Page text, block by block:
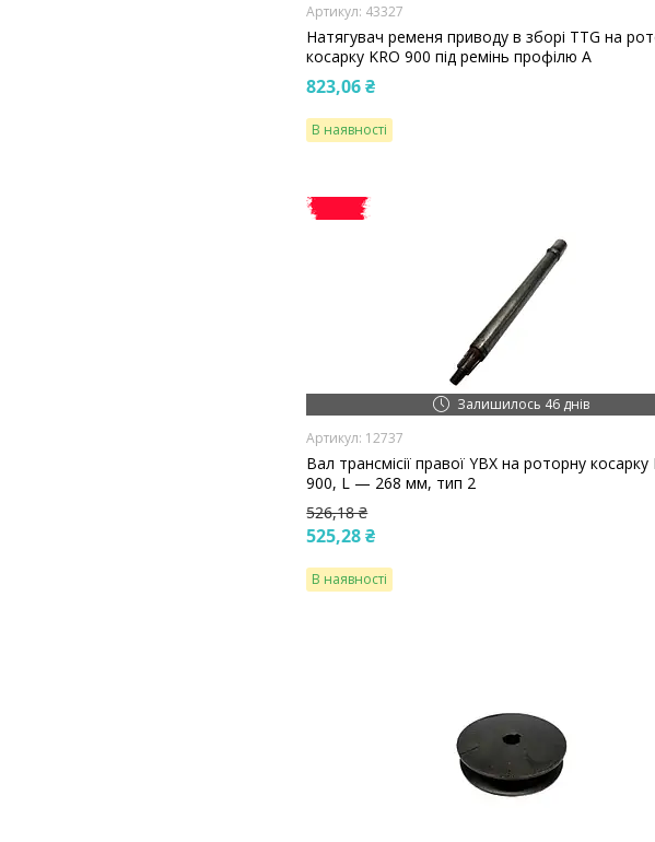
43327
Натягувач ременя приводу в зборі TTG на
косарку KRO 900 під ремінь профілю А
823,06 ₴
В наявності
Залишилось 46 днів
12737
Вал трансмісії правої YBX на роторну косарку
900, L — 268 мм, тип 2
526,18 ₴
525,28 ₴
В наявності